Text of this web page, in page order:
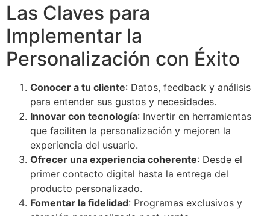
Las Claves para
Implementar la
Personalización con Éxito
Conocer a tu cliente: Datos, feedback y análisis
para entender sus gustos y necesidades.
Innovar con tecnología: Invertir en herramientas
que faciliten la personalización y mejoren la
experiencia del usuario.
Ofrecer una experiencia coherente: Desde el
primer contacto digital hasta la entrega del
producto personalizado.
Fomentar la fidelidad: Programas exclusivos y